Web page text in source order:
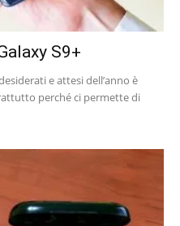
S9+
e attesi dell’anno è
perché ci permette di